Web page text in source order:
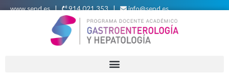
www.sepd.es| 914 021 353 | info@sepd.es